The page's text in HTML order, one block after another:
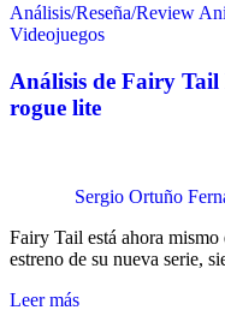
Análisis/Reseña/Review
Videojuegos
Análisis de Fairy Tail
rogue lite
Sergio Ortuño
Fairy Tail está ahora
estreno de su nueva serie,
Leer más